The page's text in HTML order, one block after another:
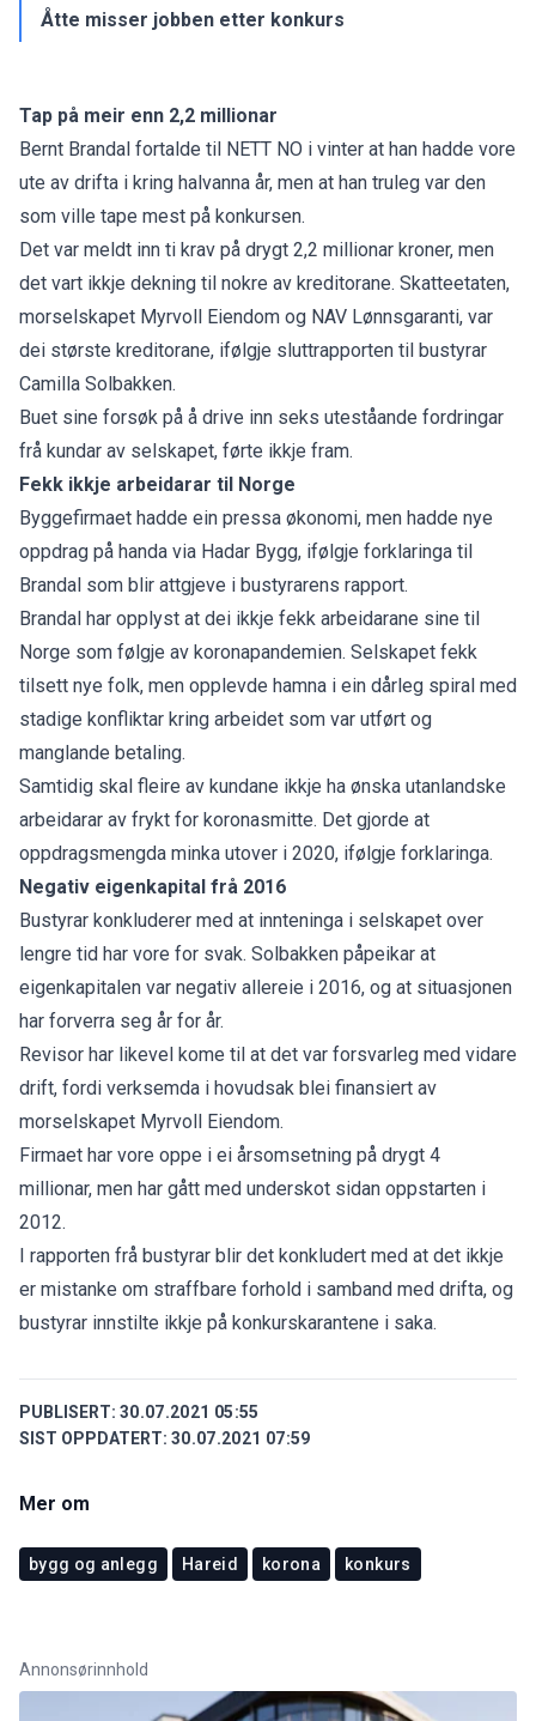
Åtte misser jobben etter konkurs
Tap på meir enn 2,2 millionar
Bernt Brandal fortalde til NETT NO i vinter at han hadde vore
ute av drifta i kring halvanna år, men at han truleg var den
som ville tape mest på konkursen.
Det var meldt inn ti krav på drygt 2,2 millionar kroner, men
det vart ikkje dekning til nokre av kreditorane. Skatteetaten,
morselskapet Myrvoll Eiendom og NAV Lønnsgaranti, var
dei største kreditorane, ifølgje sluttrapporten til bustyrar
Camilla Solbakken.
Buet sine forsøk på å drive inn seks uteståande fordringar
frå kundar av selskapet, førte ikkje fram.
Fekk ikkje arbeidarar til Norge
Byggefirmaet hadde ein pressa økonomi, men hadde nye
oppdrag på handa via Hadar Bygg, ifølgje forklaringa til
Brandal som blir attgjeve i bustyrarens rapport.
Brandal har opplyst at dei ikkje fekk arbeidarane sine til
Norge som følgje av koronapandemien. Selskapet fekk
tilsett nye folk, men opplevde hamna i ein dårleg spiral med
stadige konfliktar kring arbeidet som var utført og
manglande betaling.
Samtidig skal fleire av kundane ikkje ha ønska utanlandske
arbeidarar av frykt for koronasmitte. Det gjorde at
oppdragsmengda minka utover i 2020, ifølgje forklaringa.
Negativ eigenkapital frå 2016
Bustyrar konkluderer med at innteninga i selskapet over
lengre tid har vore for svak. Solbakken påpeikar at
eigenkapitalen var negativ allereie i 2016, og at situasjonen
har forverra seg år for år.
Revisor har likevel kome til at det var forsvarleg med vidare
drift, fordi verksemda i hovudsak blei finansiert av
morselskapet Myrvoll Eiendom.
Firmaet har vore oppe i ei årsomsetning på drygt 4
millionar, men har gått med underskot sidan oppstarten i
2012.
I rapporten frå bustyrar blir det konkludert med at det ikkje
er mistanke om straffbare forhold i samband med drifta, og
bustyrar innstilte ikkje på konkurskarantene i saka.
PUBLISERT: 30.07.2021 05:55
SIST OPPDATERT: 30.07.2021 07:59
Mer om
bygg og anlegg Hareid korona konkurs
Annonsørinnhold